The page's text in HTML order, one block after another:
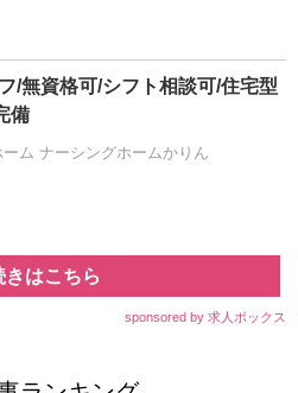
/無資格可/シフト相談可/住宅型
備
ム ナーシングホームかりん
きはこちら
sponsored by 求人ボックス